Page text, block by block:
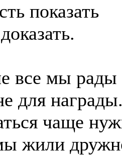
показать
все мы рады
для
чаще
жили